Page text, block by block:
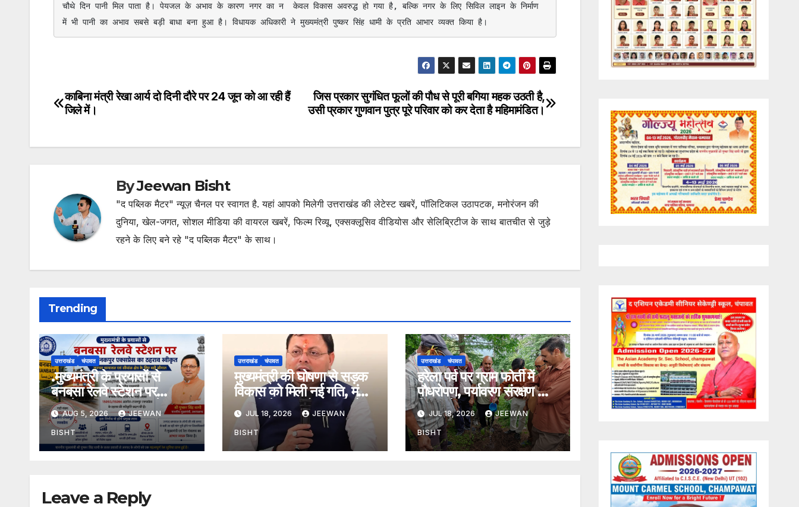
चौथे दिन पानी मिल पाता है। पेयजल के अभाव के कारण नगर का न  केवल विकास अवरुद्ध हो गया है, बल्कि नगर के लिए सिविल लाइन के निर्माण
में भी पानी का अभाव सबसे बड़ी बाधा बना हुआ है। विधायक अधिकारी ने मुख्यमंत्री पुष्कर सिंह धामी के प्रति आभार व्यक्त किया है।
Post
जिस प्रकार सुगंधित फूलों की पौध से पूरी बगिया महक उठती है,
उसी प्रकार गुणवान पुत्र पूरे परिवार को कर देता है महिमामंडित।
काबिना मंत्री रेखा आर्य दो दिनी दौरे पर 24 जून को आ रही हैं
जिले में।
ByJeewan Bisht
"द पब्लिक मैटर" न्यूज़ चैनल पर स्वागत है. यहां आपको मिलेगी उत्तराखंड की लेटेस्ट खबरें, पॉलिटिकल उठापटक, मनोरंजन की
दुनिया, खेल-जगत, सोशल मीडिया की वायरल खबरें, फिल्म रिव्यू, एक्सक्लूसिव वीडियोस और सेलिब्रिटीज के साथ बातचीत से जुड़े
रहने के लिए बने रहे "द पब्लिक मैटर" के साथ।
Trending
उत्तराखंड चंपावत
.मुख्यमंत्री के प्रयासों से
बनबसा रेलवे स्टेशन पर
अछनेरा-टनकपुर एक्सप्रेस का
ठहराव हुआ स्वीकृत
AUG 5, 2026 JEEWAN
BISHT
उत्तराखंड चंपावत
मुख्यमंत्री की घोषणा से सड़क
विकास को मिली नई गति, मंच-
तामली से मुख्य तोक कारी मोटर
मार्ग के सुधारीकरण एवं
डामरीकरण कार्य को मिली
स्वीकृति
JUL 18, 2026 JEEWAN
BISHT
उत्तराखंड चंपावत
हरेला पर्व पर ग्राम फोर्ती में
पौधरोपण, पर्यावरण संरक्षण का
दिया संदेश।
JUL 18, 2026 JEEWAN
BISHT
Leave a Reply